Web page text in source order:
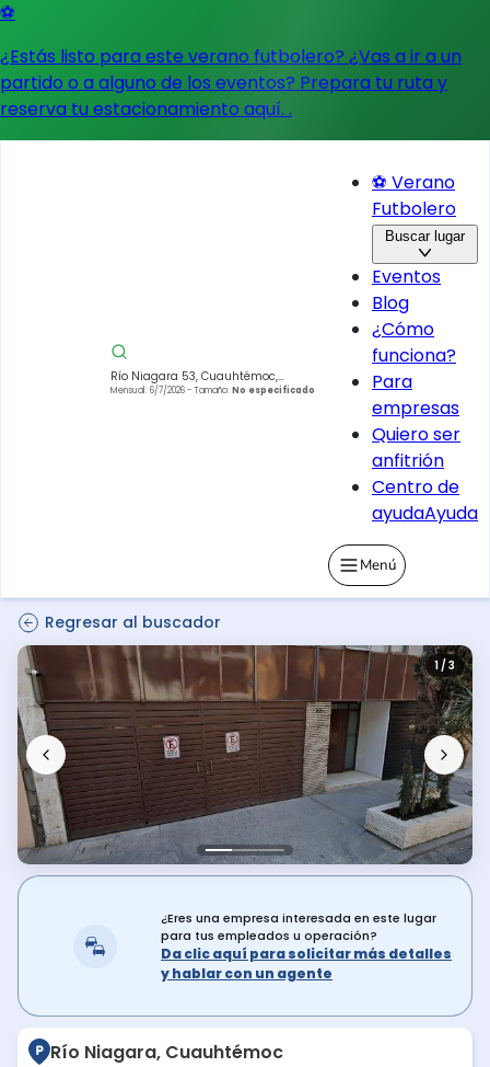
⚽
¿Estás listo para este verano futbolero? ¿Vas a ir a un
partido o a alguno de los eventos? Prepara tu ruta y
reserva tu estacionamiento aquí. .
Río Niagara 53, Cuauhtémoc,
06500 Ciudad de México, CDMX,
Mensual: 6/7/2026- Tamaño: No especificado
⚽ Verano
Futbolero
Buscar lugar
Eventos
Blog
¿Cómo
funciona?
Para
empresas
Quiero ser
anfitrión
Centro de
ayudaAyuda
Menú
Regresar al buscador
1 / 3
¿Eres una empresa interesada en este lugar
para tus empleados u operación?
Da clic aquí para solicitar más detalles
y hablar con un agente
Río Niagara, Cuauhtémoc